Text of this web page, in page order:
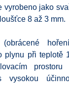
vyrobeno jako
8 až 3 mm.
plynu při teplotě
prostoru
vysokou